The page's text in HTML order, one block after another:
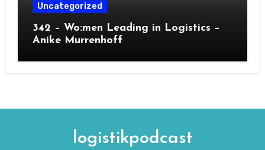
Uncategorized
342 – Wo:men Leading in Logistics –
Anike Murrenhoff
logistikpodcast